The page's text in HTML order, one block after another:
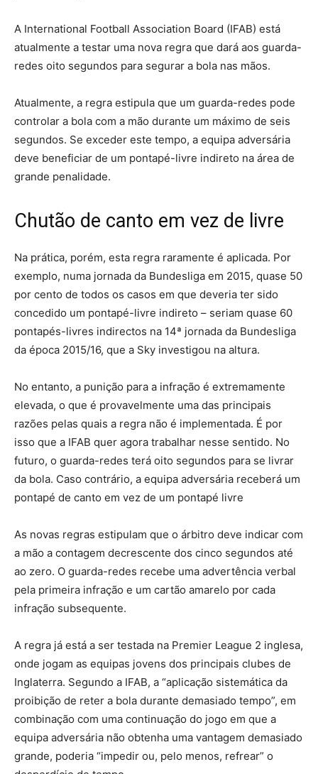
A International Football Association Board (IFAB) está
atualmente a testar uma nova regra que dará aos guarda-
redes oito segundos para segurar a bola nas mãos.
Atualmente, a regra estipula que um guarda-redes pode
controlar a bola com a mão durante um máximo de seis
segundos. Se exceder este tempo, a equipa adversária
deve beneficiar de um pontapé-livre indireto na área de
grande penalidade.
Chutão de canto em vez de livre
Na prática, porém, esta regra raramente é aplicada. Por
exemplo, numa jornada da Bundesliga em 2015, quase 50
por cento de todos os casos em que deveria ter sido
concedido um pontapé-livre indireto – seriam quase 60
pontapés-livres indirectos na 14ª jornada da Bundesliga
da época 2015/16, que a Sky investigou na altura.
No entanto, a punição para a infração é extremamente
elevada, o que é provavelmente uma das principais
razões pelas quais a regra não é implementada. É por
isso que a IFAB quer agora trabalhar nesse sentido. No
futuro, o guarda-redes terá oito segundos para se livrar
da bola. Caso contrário, a equipa adversária receberá um
pontapé de canto em vez de um pontapé livre
As novas regras estipulam que o árbitro deve indicar com
a mão a contagem decrescente dos cinco segundos até
ao zero. O guarda-redes recebe uma advertência verbal
pela primeira infração e um cartão amarelo por cada
infração subsequente.
A regra já está a ser testada na Premier League 2 inglesa,
onde jogam as equipas jovens dos principais clubes de
Inglaterra. Segundo a IFAB, a “aplicação sistemática da
proibição de reter a bola durante demasiado tempo”, em
combinação com uma continuação do jogo em que a
equipa adversária não obtenha uma vantagem demasiado
grande, poderia “impedir ou, pelo menos, refrear” o